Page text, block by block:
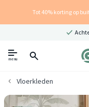
Tot 40% korting op
menu
Vloerkleden